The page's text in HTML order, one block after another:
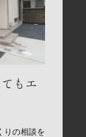
もエ
りの相談を